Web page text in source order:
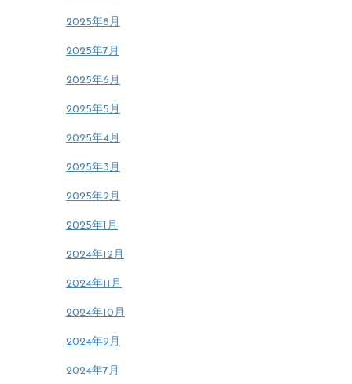
2025年8月
2025年7月
2025年6月
2025年5月
2025年4月
2025年3月
2025年2月
2025年1月
2024年12月
2024年11月
2024年10月
2024年9月
2024年7月